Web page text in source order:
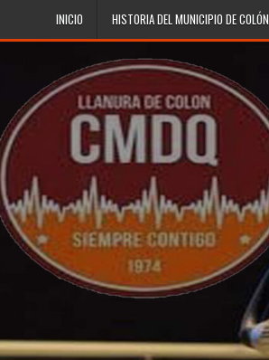
INICIO HISTORIA DEL MUNICIPIO DE COLÓN